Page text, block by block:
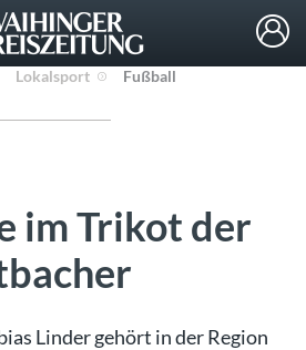
Lokalsport Fußball
im Trikot der
Linder gehört in der Region